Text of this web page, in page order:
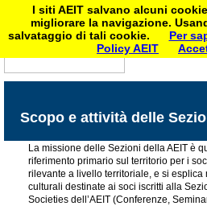
Scopo e attività delle
La missione delle Sezioni della AEIT è
riferimento primario sul territorio per i
rilevante a livello territoriale, e si
culturali destinate ai soci iscritti alla
Societies dell’AEIT (Conferenze,
I siti AEIT salvano alcuni
migliorare la navigazione.
salvataggio di tali cookie.
Per
Policy AEIT